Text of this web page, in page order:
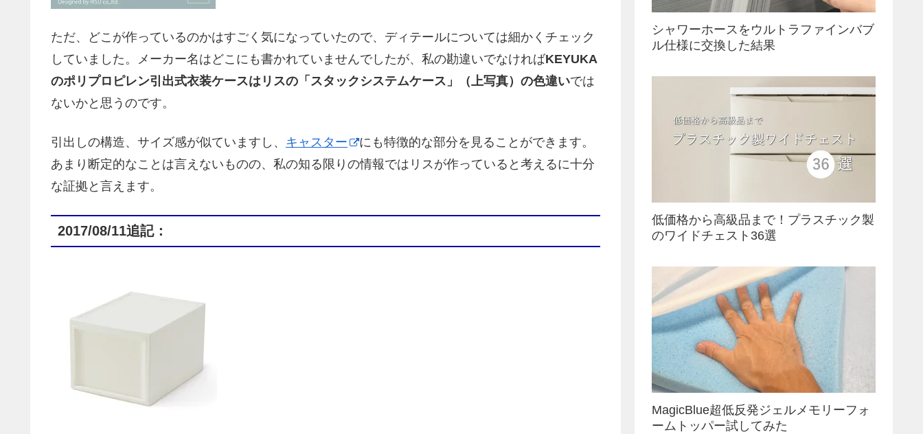
ただ、どこが作っているのかはすごく気になっていたので、ディテールについては細かくチェック
していました。メーカー名はどこにも書かれていませんでしたが、私の勘違いでなければKEYUKA
のポリプロピレン引出式衣装ケースはリスの「スタックシステムケース」（上写真）の色違いでは
ないかと思うのです。
引出しの構造、サイズ感が似ていますし、 キャスター
にも特徴的な部分を見ることができます。
あまり断定的なことは言えないものの、私の知る限りの情報ではリスが作っていると考えるに十分
な証拠と言えます。
2017/08/11追記：
シャワーホースをウルトラファインバブ
ル仕様に交換した結果
低価格から高級品まで！プラスチック製
のワイドチェスト36選
MagicBlue超低反発ジェルメモリーフォ
ームトッパー試してみた